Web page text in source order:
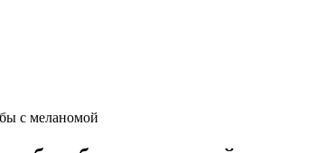
с меланомой